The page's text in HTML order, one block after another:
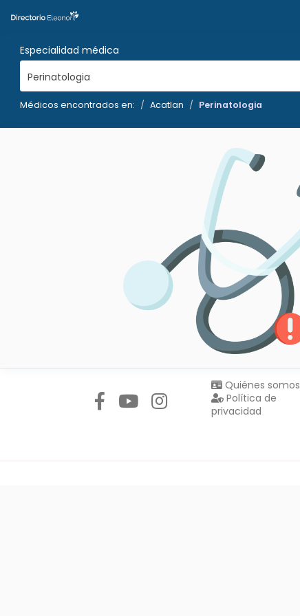
Especialidad médica
Perinatologia
Médicos encontrados en: Acatlan Perinatologia
Quiénes somos
Política de
privacidad